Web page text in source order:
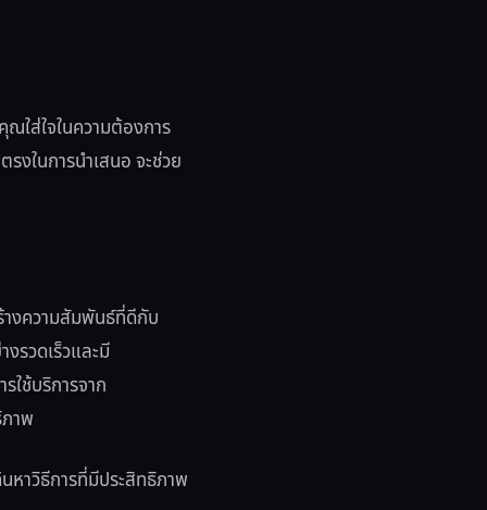
ณใส่ใจในความต้องการ
งในการนำเสนอ จะช่วย
างความสัมพันธ์ที่ดีกับ
รวดเร็วและมี
ใช้บริการจาก
าพ
หาวิธีการที่มีประสิทธิภาพ